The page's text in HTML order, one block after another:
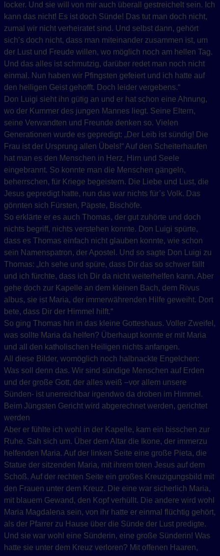
locker. Und sie will von mir auch überall gestreichelt sein. Ich
kann das nicht! Es ist doch Sünde! Das tut man doch nicht,
zumal wir nicht verheiratet sind. Und selbst dann, gehört
sich’s doch nicht, dass man miteinander zusammen ist, um
der Lust und Freude willen, wo möglich noch am hellen Tag.
Und das alles ist schmutzig, darüber redet man noch nicht
einmal. Nun haben wir Pfingsten gefeiert und ich hatte auf
den heiligen Geist gehofft. Doch leider vergebens.“
Don Luigi sieht ihn gütig an und er hat schon eine Ahnung,
wo der Kummer des jungen Mannes liegt. Seine Eltern,
seine Verwandten und Freunde denken so. Vielen
Generationen wurde es gepredigt: „Der Leib ist sündig! Die
Frau ist der Ursprung allen Übels!“ Auf den Scheiterhaufen
hat man es den Menschen in Herz, Hirn und Seele
eingebrannt. So konnte man die Menschen gängeln,
beherrschen, für Kriege begeistern. Die Liebe und Lust, die
Jesus gepredigt hatte, nun das war nichts für’s Volk. Das
gönnten sich Fürsten, Päpste, Bischöfe.
So erklärte er es auch Thomas, der gut zuhörte und doch
nichts begriff, nichts verstehen konnte. Don Luigi spürte,
dass es Thomas einfach nicht glauben konnte, wie schon
sein Namenspatron, der Apostel. Und so sagte Don Luigi zu
Thomas: „Ich sehe und spüre, dass Dir das so schwer fällt
und ich fürchte, dass ich Dir da nicht weiterhelfen kann. Aber
gehe doch zur Kapelle an dem kleinen Bach, dem Rivus
albus, sie ist Maria, der immerwährenden Hilfe geweiht. Dort
bete, dass Dir der Himmel hilft.“
So ging Thomas hin in das kleine Gotteshaus. Voller Zweifel,
was sollte Maria da helfen? Überhaupt konnte er mit Maria
und all den katholischen Heiligen nichts anfangen.
All diese Bilder, womöglich noch halbnackte Engelchen:
Was soll denn das. Wir sind sündige Menschen auf Erden
und der große Gott, der alles weiß –vor allem unsere
Sünden- ist unerreichbar irgendwo da droben im Himmel.
Beim Jüngsten Gericht wird abgerechnet werden, gerichtet
werden
Aber er fühlte ich wohl in der Kapelle, kam ein bisschen zur
Ruhe. Sah sich um. Über dem Altar die Ikone, der immerzu
helfenden Maria. Auf der linken Seite eine große Pieta, die
Statue der sitzenden Maria, mit ihrem toten Jesus auf dem
Schoß. Auf der rechten Seite ein großes Kreuzigungsbild mit
den Frauen unter dem Kreuz. Die eine war sicherlich Maria,
mit blauem Gewand, den Kopf verhüllt. Die andere wird wohl
Maria Magdalena sein, von ihr hatte er einmal flüchtig gehört,
als der Pfarrer zu Hause über die Sünde der Lust predigte.
Und sie war wohl eine Sünderin, eine große Sünderin! Was
hatte sie unter dem Kreuz verloren? Mit offenen Haaren,